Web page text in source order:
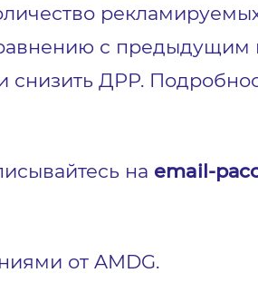
с предыдущим
снизить ДРР.
на email-
от AMDG.